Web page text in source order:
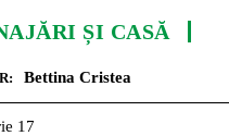
ȘI CASĂ
Bettina Cristea
17